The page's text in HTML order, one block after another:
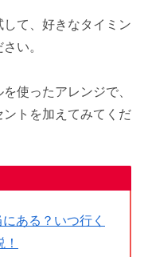
て、好きなタイミン
い。
使ったアレンジで、
トを加えてみてくだ
ある？いつ行く